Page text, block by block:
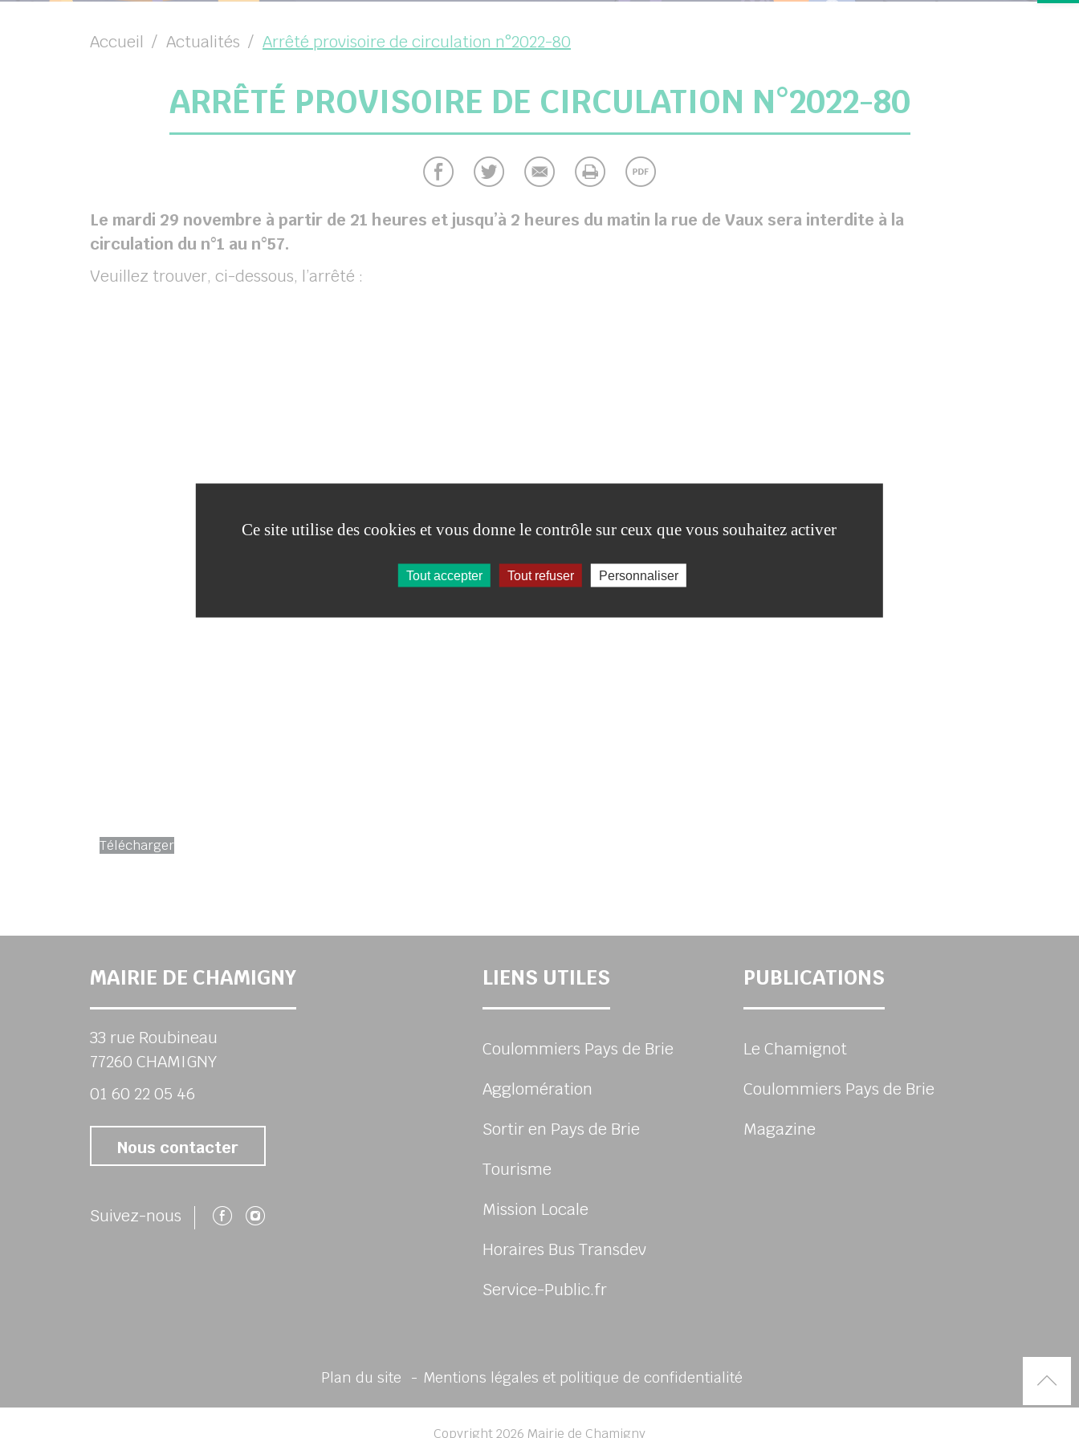
Accueil Actualités Arrêté provisoire de circulation n°2022-80
ARRÊTÉ PROVISOIRE DE CIRCULATION N°2022-80
Le mardi 29 novembre à partir de 21 heures et jusqu’à 2 heures du matin la rue de Vaux sera interdite à la
circulation du n°1 au n°57.
Veuillez trouver, ci-dessous, l’arrêté :
Télécharger
MAIRIE DE CHAMIGNY
33 rue Roubineau
77260 CHAMIGNY
01 60 22 05 46
Nous contacter
Suivez-nous Suivez-nous sur Facebook
Suivez-nous sur Instagram
LIENS UTILES
Coulommiers Pays de Brie
Agglomération
Sortir en Pays de Brie
Tourisme
Mission Locale
Horaires Bus Transdev
Service-Public.fr
PUBLICATIONS
Le Chamignot
Coulommiers Pays de Brie
Magazine
Plan du site Mentions légales et politique de confidentialité
Copyright 2026 Mairie de Chamigny
Ce site utilise des cookies et vous donne le contrôle sur ceux que vous souhaitez activer
Tout accepter Tout refuser Personnaliser